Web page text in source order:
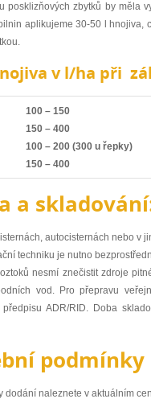
posklizňových zbytků by měla
aplikujeme 30-50 l hnojiva,
v l/ha při
100 – 150
150 – 400
100 – 200 (300 u řepky)
150 – 400
a
autocisternách nebo v
techniku je nutno
nesmí znečistit zdroje
vod. Pro přepravu
ADR/RID. Doba
podmínky
dodání naleznete v aktuálním